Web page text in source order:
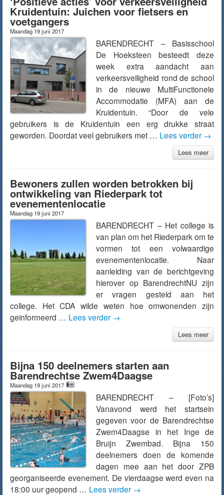
Kruidentuin: Juichen voor fietsers en
voetgangers
Maandag 19 juni 2017
BARENDRECHT – Basisschool
De Hoeksteen besteedt deze
week extra aandacht aan
verkeersveiligheid rond de school
in de nieuwe MultiFunctionele
Accommodatie (MFA) aan de
Kruidentuin. “Door de vele
gebruikers is de Kruidentuin een erg drukke straat
geworden. Doordat veel gebruikers met … Lees verder →
Lees meer
Bewoners zullen worden betrokken bij
ontwikkeling van Riederpark tot
evenementenlocatie
Maandag 19 juni 2017
BARENDRECHT – Het college is
van plan om het Riederpark om te
vormen tot een volwaardige
evenementenlocatie. Naar
aanleiding van de berichtgeving
hierover op BarendrechtNU zijn
er vragen gesteld aan het
college. Het CDA wilde weten hoe omwonenden zijn
geinformeerd … Lees verder →
Lees meer
Bijna 150 deelnemers starten aan
Barendrechtse Zwem4Daagse
Maandag 19 juni 2017
BARENDRECHT – [Foto’s]
Vanavond werd het startsein
gegeven voor de Barendrechtse
Zwem4Daagse in het Inge de
Bruijn Zwembad. Bijna 150
deelnemers doen de komende
dagen mee aan het door ZPB
georganiseerde evenement. De vierdaagse werd even na
18:00 uur geopend … Lees verder →